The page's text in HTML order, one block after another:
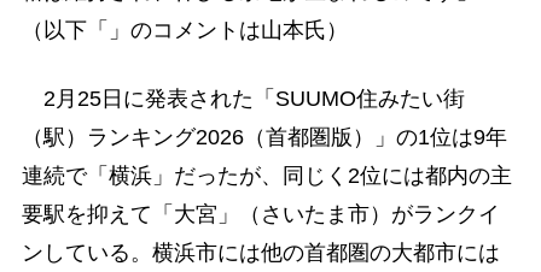
（以下「」のコメントは山本氏）
2月25日に発表された「SUUMO住みたい街
（駅）ランキング2026（首都圏版）」の1位は9年
連続で「横浜」だったが、同じく2位には都内の主
要駅を抑えて「大宮」（さいたま市）がランクイ
ンしている。横浜市には他の首都圏の大都市には